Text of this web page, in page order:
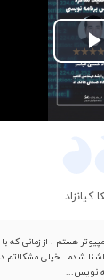
Play
Video
کیانزاد
هستم . از زمانی که با
شدم . خیلی مشکلاتم
نویس...